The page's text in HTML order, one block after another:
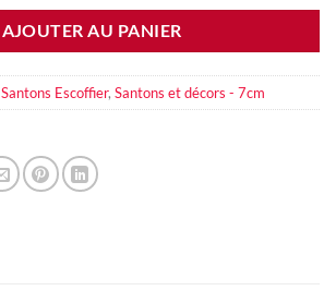
AJOUTER AU PANIER
Santons Escoffier, Santons et décors - 7cm